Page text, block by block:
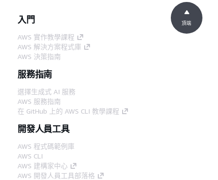
入門
AWS 實作教學課程
AWS 解決方案程式庫
AWS 決策指南
服務指南
選擇生成式 AI 服務
AWS 服務指南
在 GitHub 上的 AWS CLI 教學課程
開發人員工具
AWS 程式碼範例庫
AWS CLI
AWS 建構家中心
AWS 開發人員工具部落格
頂端